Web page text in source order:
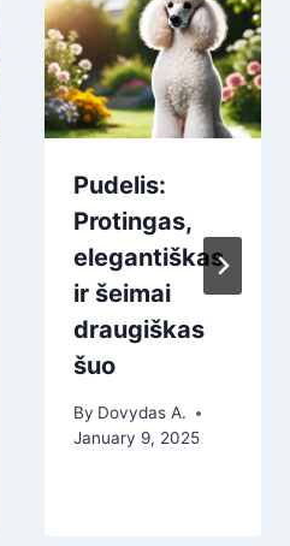
Pudelis:
Protingas,
elegantiškas
ir šeimai
draugiškas
šuo
By Dovydas A.
January 9, 2025